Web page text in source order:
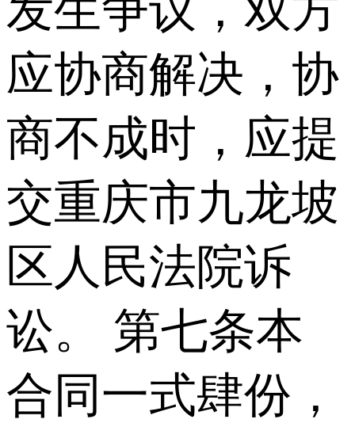
应协商解决，协
商不成时，应提
交重庆市九龙坡
区人民法院诉
讼。 第七条本
合同一式肆份，